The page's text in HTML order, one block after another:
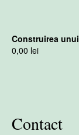
Construirea
0,00 lei
Contact